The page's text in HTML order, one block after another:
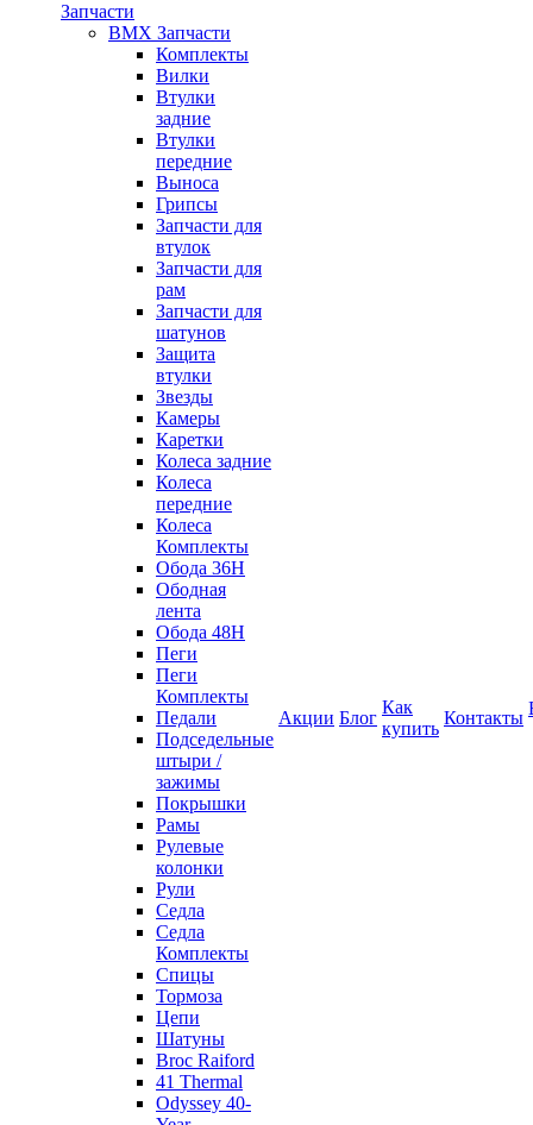
Запчасти
BMX Запчасти
Комплекты
Вилки
Втулки
задние
Втулки
передние
Выноса
Грипсы
Запчасти для
втулок
Запчасти для
рам
Запчасти для
шатунов
Защита
втулки
Звезды
Камеры
Каретки
Колеса задние
Колеса
передние
Колеса
Комплекты
Обода 36H
Ободная
лента
Обода 48H
Пеги
Пеги
Комплекты
Педали
Подседельные
штыри /
зажимы
Покрышки
Рамы
Рулевые
колонки
Рули
Седла
Седла
Комплекты
Спицы
Тормоза
Цепи
Шатуны
Broc Raiford
41 Thermal
Odyssey 40-
Акции Блог
Как
купить
Контакты